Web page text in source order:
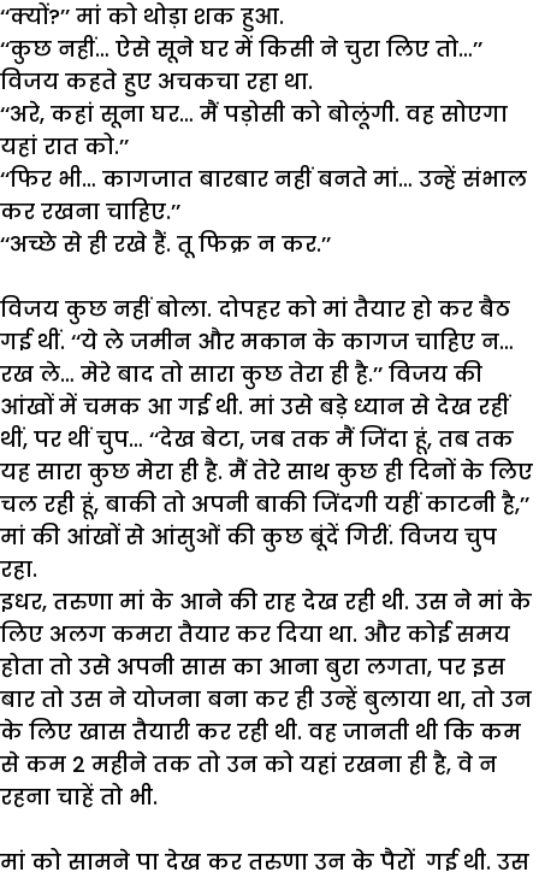
‘‘क्यों?’’ मां को थोड़ा शक हुआ.
‘‘कुछ नहीं… ऐसे सूने घर में किसी ने चुरा लिए तो…’’
विजय कहते हुए अचकचा रहा था.
‘‘अरे, कहां सूना घर… मैं पड़ोसी को बोलूंगी. वह सोएगा
यहां रात को.’’
‘‘फिर भी… कागजात बारबार नहीं बनते मां… उन्हें संभाल
कर रखना चाहिए.’’
‘‘अच्छे से ही रखे हैं. तू फिक्र न कर.’’
विजय कुछ नहीं बोला. दोपहर को मां तैयार हो कर बैठ
गई थीं. ‘‘ये ले जमीन और मकान के कागज चाहिए न…
रख ले… मेरे बाद तो सारा कुछ तेरा ही है.’’ विजय की
आंखों में चमक आ गई थी. मां उसे बड़े ध्यान से देख रहीं
थीं, पर थीं चुप… ‘‘देख बेटा, जब तक मैं जिंदा हूं, तब तक
यह सारा कुछ मेरा ही है. मैं तेरे साथ कुछ ही दिनों के लिए
चल रही हूं, बाकी तो अपनी बाकी जिंदगी यहीं काटनी है,’’
मां की आंखों से आंसुओं की कुछ बूंदें गिरीं. विजय चुप
रहा.
इधर, तरुणा मां के आने की राह देख रही थी. उस ने मां के
लिए अलग कमरा तैयार कर दिया था. और कोई समय
होता तो उसे अपनी सास का आना बुरा लगता, पर इस
बार तो उस ने योजना बना कर ही उन्हें बुलाया था, तो उन
के लिए खास तैयारी कर रही थी. वह जानती थी कि कम
से कम 2 महीने तक तो उन को यहां रखना ही है, वे न
रहना चाहें तो भी.
मां को सामने पा देख कर तरुणा उन के पैरों गई थी. उस